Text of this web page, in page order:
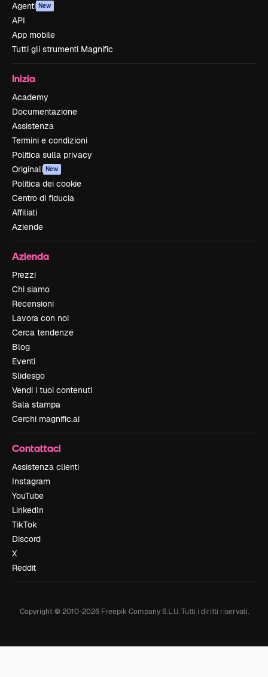
Agenti New
API
App mobile
Tutti gli strumenti Magnific
Inizia
Academy
Documentazione
Assistenza
Termini e condizioni
Politica sulla privacy
Originali New
Politica dei cookie
Centro di fiducia
Affiliati
Aziende
Azienda
Prezzi
Chi siamo
Recensioni
Lavora con noi
Cerca tendenze
Blog
Eventi
Slidesgo
Vendi i tuoi contenuti
Sala stampa
Cerchi magnific.ai
Contattaci
Assistenza clienti
Instagram
YouTube
LinkedIn
TikTok
Discord
X
Reddit
Copyright © 2010-2026Freepik Company S.L.U. Tutti i diritti riservati.